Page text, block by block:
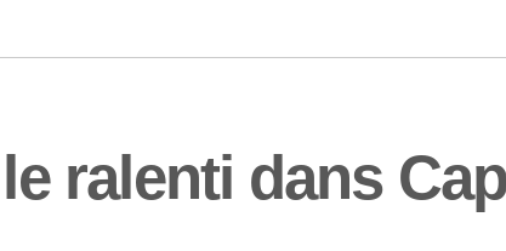
ralenti dans